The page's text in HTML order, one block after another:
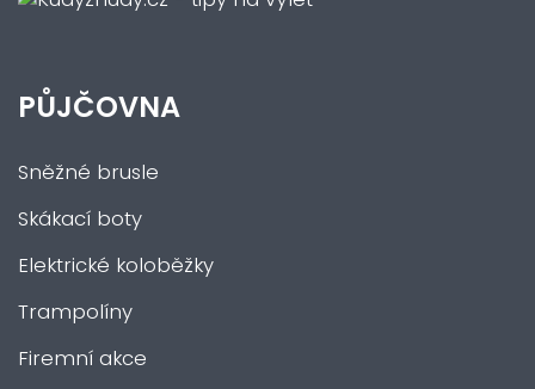
PŮJČOVNA
Sněžné brusle
Skákací boty
Elektrické koloběžky
Trampolíny
Firemní akce